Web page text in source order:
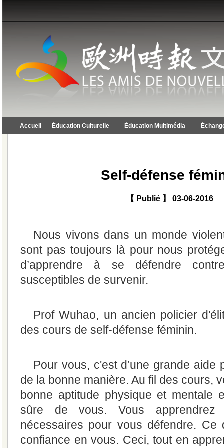
Accueil Éducation Culturelle Éducation Multimédia
Self-défense
【 Publié 】 03-06-2016
Nous vivons dans un monde
sont pas toujours là pour nous
d’apprendre à se défendre
susceptibles de survenir.
Prof Wuhao, un ancien policier
des cours de self-défense féminin.
Pour vous, c'est d’une grande aide
de la bonne manière. Au fil des cours,
bonne aptitude physique et mentale
sûre de vous. Vous apprendrez
nécessaires pour vous défendre. Ce
confiance en vous. Ceci, tout en